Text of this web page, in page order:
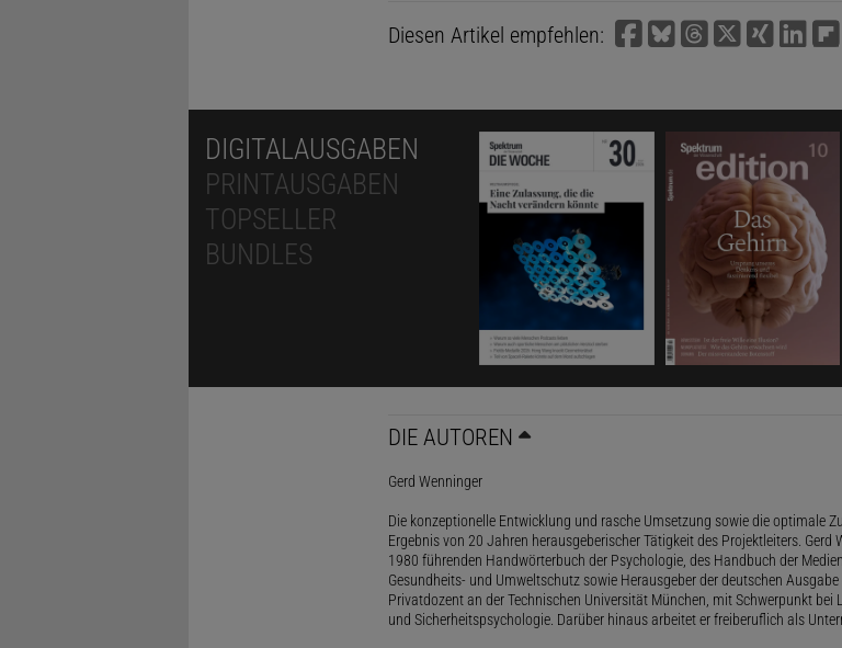
Diesen Artikel empfehlen:
DIGITALAUSGABEN
PRINTAUSGABEN
TOPSELLER
BUNDLES
DIE AUTOREN
Gerd Wenninger
Die konzeptionelle Entwicklung und rasche Umsetzung sowie die optimale
Ergebnis von 20 Jahren herausgeberischer Tätigkeit des Projektleiters. Gerd
1980 führenden Handwörterbuch der Psychologie, des Handbuch der
Gesundheits- und Umweltschutz sowie Herausgeber der deutschen
Privatdozent an der Technischen Universität München, mit Schwerpunkt bei
und Sicherheitspsychologie. Darüber hinaus arbeitet er freiberuflich als